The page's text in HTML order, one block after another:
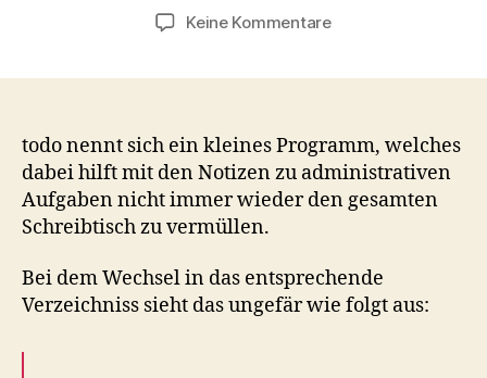
Keine Kommentarezu
Administrator…
todo nennt sich ein kleines Programm, welches
dabei hilft mit den Notizen zu administrativen
Aufgaben nicht immer wieder den gesamten
Schreibtisch zu vermüllen.
Bei dem Wechsel in das entsprechende
Verzeichniss sieht das ungefär wie folgt aus: